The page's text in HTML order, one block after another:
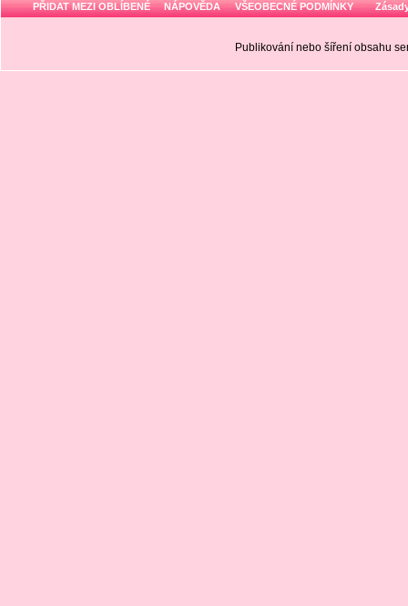
PŘIDAT MEZI OBLÍBENÉ NÁPOVĚDA VŠEOBECNÉ PODMÍNKY
Publikování nebo šíření obsahu